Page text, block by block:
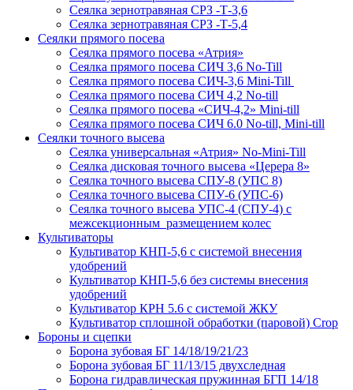
Сеялка зернотравяная СРЗ -Т-3,6
Сеялка зернотравяная СРЗ -Т-5,4
Сеялки прямого посева
Сеялка прямого посева «Атрия»
Сеялка прямого посева СИЧ 3,6 No-Till
Сеялка прямого посева СИЧ-3,6 Mini-Till
Сеялка прямого посева СИЧ 4,2 No-till
Сеялка прямого посева «СИЧ-4,2» Mini-till
Сеялка прямого посева СИЧ 6.0 No-till, Mini-till
Сеялки точного высева
Сеялка универсальная «Атрия» No-Mini-Till
Сеялка дисковая точного высева «Церера 8»
Сеялка точного высева СПУ-8 (УПС 8)
Сеялка точного высева СПУ-6 (УПС-6)
Сеялка точного высева УПС-4 (СПУ-4) с
межсекционным размещением колес
Культиваторы
Культиватор КНП-5,6 с системой внесения
удобрений
Культиватор КНП-5,6 без системы внесения
удобрений
Культиватор КРН 5.6 с системой ЖКУ
Культиватор сплошной обработки (паровой) Crop
Бороны и сцепки
Борона зубовая БГ 14/18/19/21/23
Борона зубовая БГ 11/13/15 двухследная
Борона гидравлическая пружинная БГП 14/18